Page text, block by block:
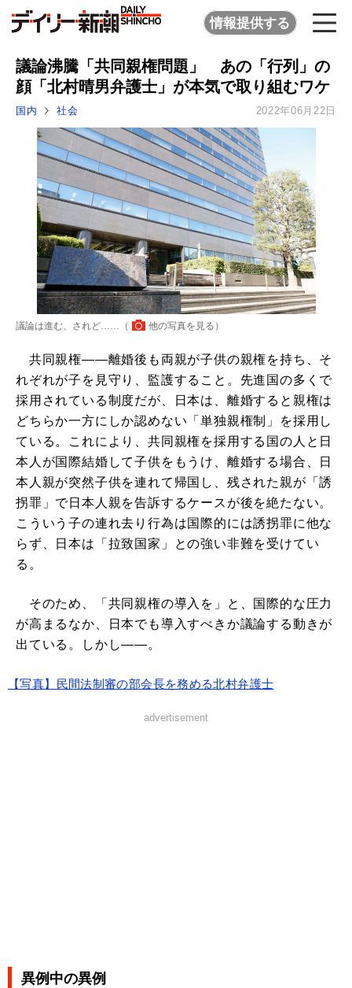
情報提供する
議論沸騰「共同親権問題」 あの「行列」の
顔「北村晴男弁護士」が本気で取り組むワケ
国内 社会 2022年06月22日
議論は進む、されど……（ 他の写真を見る ）
共同親権――離婚後も両親が子供の親権を持ち、そ
れぞれが子を見守り、監護すること。先進国の多くで
採用されている制度だが、日本は、離婚すると親権は
どちらか一方にしか認めない「単独親権制」を採用し
ている。これにより、共同親権を採用する国の人と日
本人が国際結婚して子供をもうけ、離婚する場合、日
本人親が突然子供を連れて帰国し、残された親が「誘
拐罪」で日本人親を告訴するケースが後を絶たない。
こういう子の連れ去り行為は国際的には誘拐罪に他な
らず、日本は「拉致国家」との強い非難を受けてい
る。
そのため、「共同親権の導入を」と、国際的な圧力
が高まるなか、日本でも導入すべきか議論する動きが
出ている。しかし――。
【写真】民間法制審の部会長を務める北村弁護士
advertisement
異例中の異例